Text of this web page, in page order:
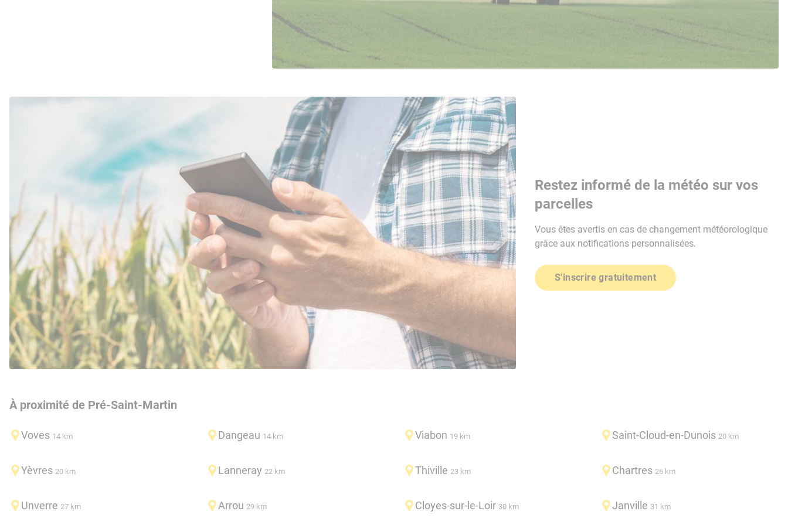
Restez informé de la météo sur vos
parcelles
Vous êtes avertis en cas de changement météorologique
grâce aux notifications personnalisées.
S'inscrire gratuitement
À proximité de Pré-Saint-Martin
Voves 14 km Dangeau 14 km Viabon 19 km Saint-Cloud-en-Dunois 20 km
Yèvres 20 km Lanneray 22 km Thiville 23 km Chartres 26 km
Unverre 27 km Arrou 29 km Cloyes-sur-le-Loir 30 km Janville 31 km